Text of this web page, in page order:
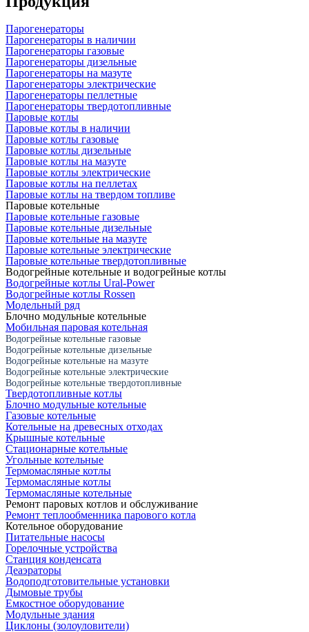
Парогенераторы
Парогенераторы в наличии
Парогенераторы газовые
Парогенераторы дизельные
Парогенераторы на мазуте
Парогенераторы электрические
Парогенераторы пеллетные
Парогенераторы твердотопливные
Паровые котлы
Паровые котлы в наличии
Паровые котлы газовые
Паровые котлы дизельные
Паровые котлы на мазуте
Паровые котлы электрические
Паровые котлы на пеллетах
Паровые котлы на твердом топливе
Паровые котельные
Паровые котельные газовые
Паровые котельные дизельные
Паровые котельные на мазуте
Паровые котельные электрические
Паровые котельные твердотопливные
Водогрейные котельные и водогрейные котлы
Водогрейные котлы Ural-Power
Водогрейные котлы Rossen
Модельный ряд
Блочно модульные котельные
Мобильная паровая котельная
Водогрейные котельные газовые
Водогрейные котельные дизельные
Водогрейные котельные на мазуте
Водогрейные котельные электрические
Водогрейные котельные твердотопливные
Твердотопливные котлы
Блочно модульные котельные
Газовые котельные
Котельные на древесных отходах
Крышные котельные
Стационарные котельные
Угольные котельные
Термомасляные котлы
Термомасляные котлы
Термомасляные котельные
Ремонт паровых котлов и обслуживание
Ремонт теплообменника парового котла
Котельное оборудование
Питательные насосы
Горелочные устройства
Станция конденсата
Деаэраторы
Водоподготовительные установки
Дымовые трубы
Емкостное оборудование
Mодульные здания
Циклоны (золоуловители)